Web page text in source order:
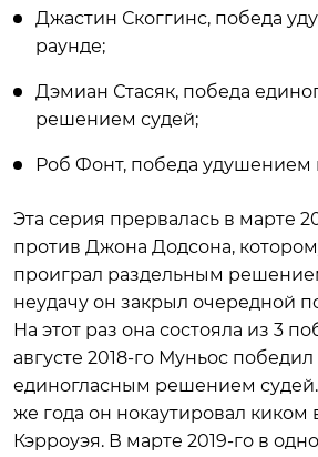
Джастин Скоггинс, победа
раунде;
Дэмиан Стасяк, победа
решением судей;
Роб Фонт, победа удушением
Эта серия прервалась в марте
против Джона Додсона,
проиграл раздельным
неудачу он закрыл очередной
На этот раз она состояла из 3
августе 2018-го Муньос
единогласным решением
же года он нокаутировал киком
Кэрроуэя. В марте 2019-го в